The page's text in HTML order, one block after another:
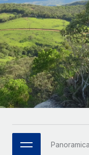
CASE STUDIES
Español
Italiano
Português (Portugal)
日本語
Panoramica